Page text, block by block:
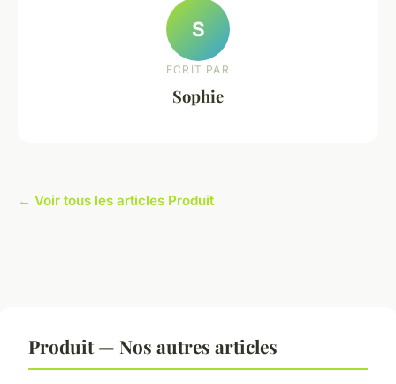
S
ECRIT PAR
Sophie
← Voir tous les articles Produit
Produit — Nos autres articles